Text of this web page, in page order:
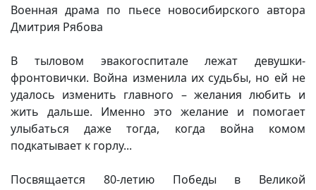
Военная драма по пьесе новосибирского автора
Дмитрия Рябова
В тыловом эвакогоспитале лежат девушки-
фронтовички. Война изменила их судьбы, но ей не
удалось изменить главного – желания любить и
жить дальше. Именно это желание и помогает
улыбаться даже тогда, когда война комом
подкатывает к горлу...
Посвящается 80-летию Победы в Великой